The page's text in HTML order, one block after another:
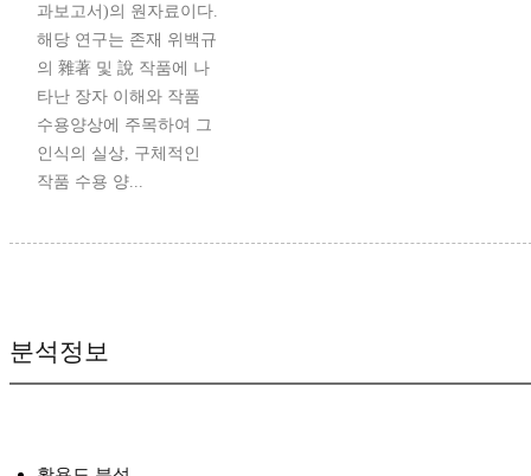
과보고서)의 원자료이다.
해당 연구는 존재 위백규
의 雜著 및 說 작품에 나
타난 장자 이해와 작품
수용양상에 주목하여 그
인식의 실상, 구체적인
작품 수용 양...
분석정보